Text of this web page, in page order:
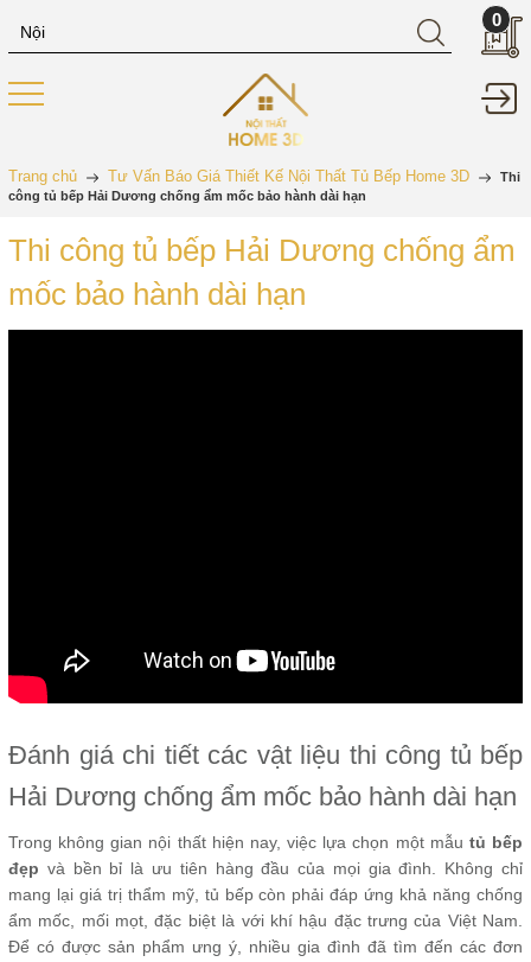
0
Trang chủ Tư Vấn Báo Giá Thiết Kế Nội Thất Tủ Bếp Home 3D
Thi
công tủ bếp Hải Dương chống ẩm mốc bảo hành dài hạn
Thi công tủ bếp Hải Dương chống ẩm
mốc bảo hành dài hạn
Đánh giá chi tiết các vật liệu thi công tủ bếp
Hải Dương chống ẩm mốc bảo hành dài hạn
Trong không gian nội thất hiện nay, việc lựa chọn một mẫu tủ bếp
đẹp và bền bỉ là ưu tiên hàng đầu của mọi gia đình. Không chỉ
mang lại giá trị thẩm mỹ, tủ bếp còn phải đáp ứng khả năng chống
ẩm mốc, mối mọt, đặc biệt là với khí hậu đặc trưng của Việt Nam.
Để có được sản phẩm ưng ý, nhiều gia đình đã tìm đến các đơn